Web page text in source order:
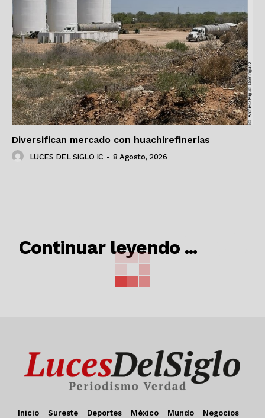
Diversifican mercado con huachirefinerías
LUCES DEL SIGLO IC - 8 Agosto, 2026
Continuar leyendo ...
RELACIONADO
Inicio Sureste Deportes México Mundo
Negocios